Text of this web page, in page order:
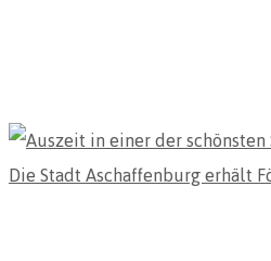
Die Stadt Aschaffenburg erhält